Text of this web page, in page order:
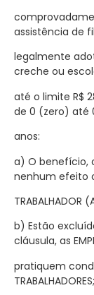
assistência de
legalmente
creche ou
até o limite R$
de 0 (zero) até
anos:
a) O benefício,
nenhum efeito
TRABALHADOR
b) Estão
cláusula, as
pratiquem
TRABALHADORES;